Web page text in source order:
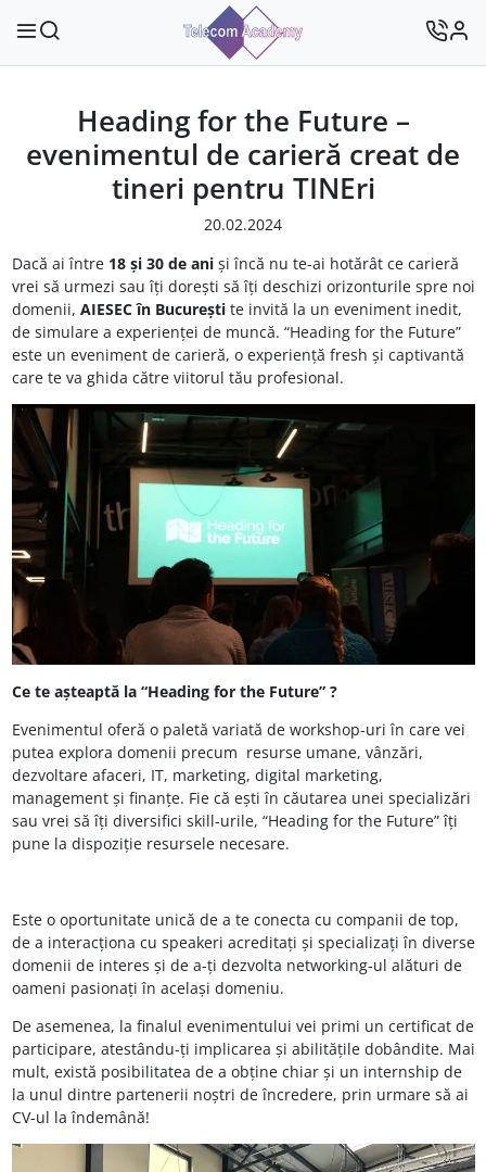
Heading for the Future –
evenimentul de carieră creat de
tineri pentru TINEri
20.02.2024
Dacă ai între 18 și 30 de aniși încă nu te-ai hotărât ce carieră
vrei să urmezi sau îți dorești să îți deschizi orizonturile spre noi
domenii, AIESEC în București te invită la un eveniment inedit,
de simulare a experienței de muncă. “Heading for the Future”
este un eveniment de carieră, o experiență fresh și captivantă
care te va ghida către viitorul tău profesional.
Ce te așteaptă la “Heading for the Future” ?
Evenimentul oferă o paletă variată de workshop-uri în care vei
putea explora domenii precum resurse umane, vânzări,
dezvoltare afaceri, IT, marketing, digital marketing,
management și finanțe. Fie că ești în căutarea unei specializări
sau vrei să îți diversifici skill-urile, “Heading for the Future” îți
pune la dispoziție resursele necesare.
Este o oportunitate unică de a te conecta cu companii de top,
de a interacționa cu speakeri acreditați și specializați în diverse
domenii de interes și de a-ți dezvolta networking-ul alături de
oameni pasionați în același domeniu.
De asemenea, la finalul evenimentului vei primi un certificat de
participare, atestându-ți implicarea și abilitățile dobândite. Mai
mult, există posibilitatea de a obține chiar și un internship de
la unul dintre partenerii noștri de încredere, prin urmare să ai
CV-ul la îndemână!